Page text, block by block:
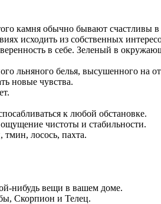
камня обычно бывают счастливы
исходить из собственных
в себе. Зеленый в
льняного белья, высушенного на
новые чувства.
к любой обстановке.
чистоты и стабильности.
тмин, лосось, пахта.
нибудь вещи в вашем доме.
Скорпион и Телец.